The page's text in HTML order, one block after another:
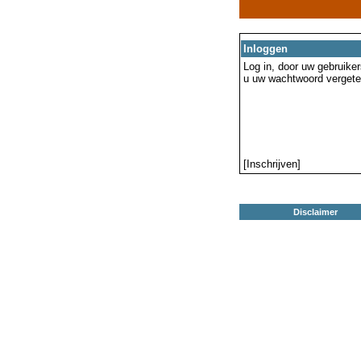
Inloggen
Log in, door uw
u uw wachtwoord
[Inschrijven]
Disclaimer